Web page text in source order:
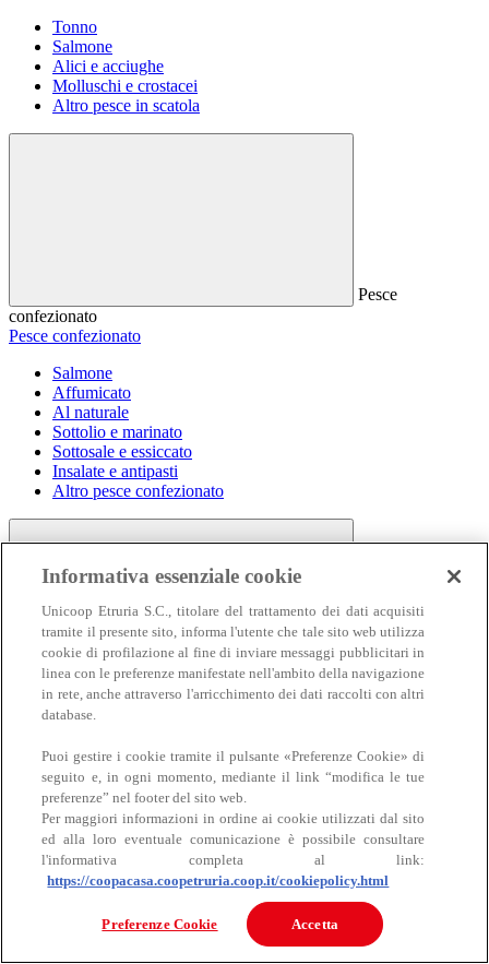
Tonno
Salmone
Alici e acciughe
Molluschi e crostacei
Altro pesce in scatola
Pesce
confezionato
Pesce confezionato
Salmone
Affumicato
Al naturale
Sottolio e marinato
Sottosale e essiccato
Insalate e antipasti
Altro pesce confezionato
Carne
Carne
Bovino
Informativa essenziale cookie
Unicoop Etruria S.C., titolare del trattamento dei dati acquisiti
tramite il presente sito, informa l'utente che tale sito web utilizza
cookie di profilazione al fine di inviare messaggi pubblicitari in
linea con le preferenze manifestate nell'ambito della navigazione
in rete, anche attraverso l'arricchimento dei dati raccolti con altri
database.
Puoi gestire i cookie tramite il pulsante «Preferenze Cookie» di
seguito e, in ogni momento, mediante il link “modifica le tue
preferenze” nel footer del sito web.
Per maggiori informazioni in ordine ai cookie utilizzati dal sito
ed alla loro eventuale comunicazione è possibile consultare
l'informativa completa al link:
https://coopacasa.coopetruria.coop.it/cookiepolicy.html
Preferenze Cookie Accetta